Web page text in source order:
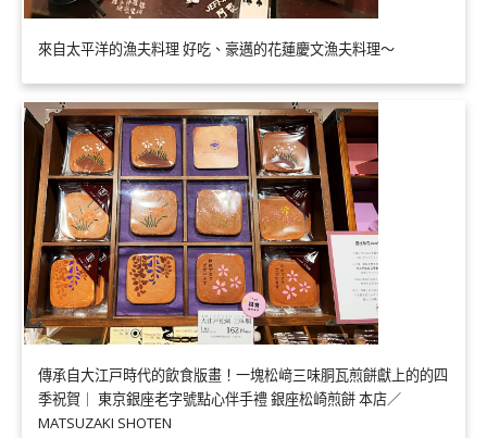
來自太平洋的漁夫料理 好吃、豪邁的花蓮慶文漁夫料理～
傳承自大江戸時代的飲食版畫！一塊松﨑三味胴瓦煎餅獻上的的四
季祝賀｜ 東京銀座老字號點心伴手禮 銀座松崎煎餅 本店／
MATSUZAKI SHOTEN